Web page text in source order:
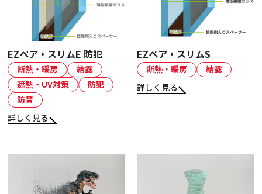
EZペア・スリムE 防犯
断熱・暖房
結露
遮熱・UV対策
防犯
防音
詳しく見る
EZペア・スリムS
断熱・暖房
結露
詳しく見る